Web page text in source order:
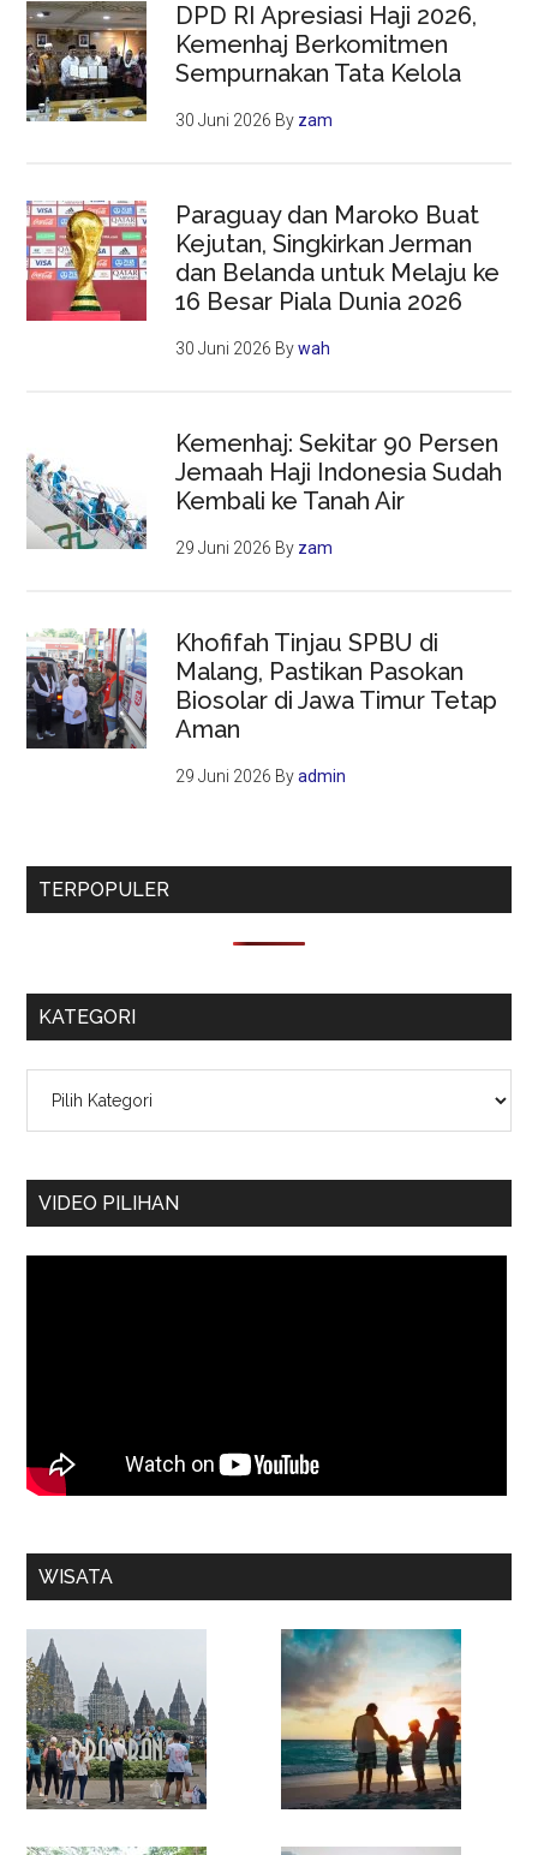
DPD RI Apresiasi Haji 2026,
Kemenhaj Berkomitmen
Sempurnakan Tata Kelola
30 Juni 2026 By zam
Paraguay dan Maroko Buat
Kejutan, Singkirkan Jerman
dan Belanda untuk Melaju ke
16 Besar Piala Dunia 2026
30 Juni 2026 Bywah
Kemenhaj: Sekitar 90 Persen
Jemaah Haji Indonesia Sudah
Kembali ke Tanah Air
29 Juni 2026 By zam
Khofifah Tinjau SPBU di
Malang, Pastikan Pasokan
Biosolar di Jawa Timur Tetap
Aman
29 Juni 2026 Byadmin
TERPOPULER
KATEGORI
VIDEO PILIHAN
WISATA